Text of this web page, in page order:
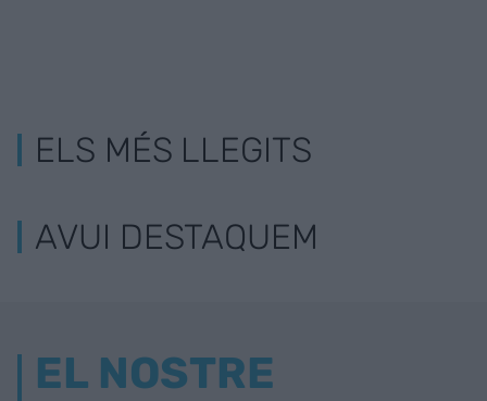
ELS MÉS LLEGITS
AVUI DESTAQUEM
EL NOSTRE